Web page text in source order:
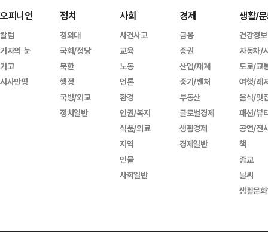
오피니언
칼럼
기자의 눈
기고
시사만평
정치
청와대
국회/정당
북한
행정
국방/외교
정치일반
사회
사건사고
교육
노동
언론
환경
인권/복지
식품/의료
지역
인물
사회일반
경제
금융
증권
산업/재계
중기/벤처
부동산
글로벌경제
생활경제
경제일반
생활/
건강정보
자동차/
도로/교
여행/레
음식/맛
패션/뷰
공연/전
책
종교
날씨
생활문